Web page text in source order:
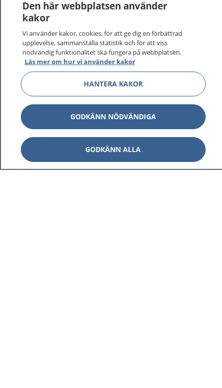
1177 tryggt om din hälsa och vård
På 1177.se får du råd om hälsa och information om
sjukdomar och vilka mottagningar du kan kontakta.
Logga in för att läsa din journal och göra dina
vårdärenden. Ring telefonnummer 1177 för
sjukvårdsrådgivning dygnet runt.
1177 ger dig råd när du vill må bättre.
Den här webbplatsen använder
kakor
Vi använder kakor, cookies, för att ge dig en förbättrad
upplevelse, sammanställa statistik och för att viss
nödvändig funktionalitet ska fungera på webbplatsen.
Läs mer om hur vi använder kakor
HANTERA KAKOR
GODKÄNN NÖDVÄNDIGA
GODKÄNN ALLA